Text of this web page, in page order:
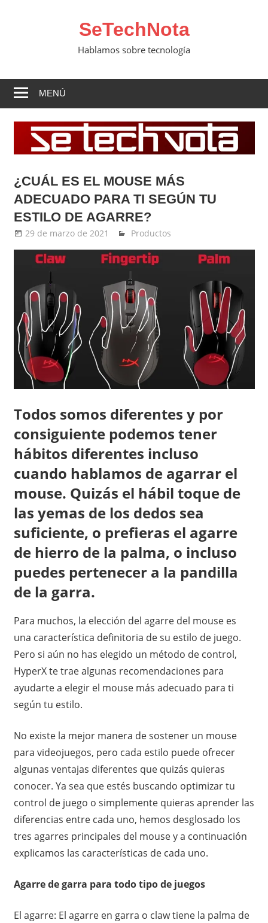
SeTechNota
Hablamos sobre tecnología
MENÚ
¿CUÁL ES EL MOUSE MÁS
ADECUADO PARA TI SEGÚN TU
ESTILO DE AGARRE?
29 de marzo de 2021 Ernesto Herrera
Productos
Todos somos diferentes y por
consiguiente podemos tener
hábitos diferentes incluso
cuando hablamos de agarrar el
mouse. Quizás el hábil toque de
las yemas de los dedos sea
suficiente, o prefieras el agarre
de hierro de la palma, o incluso
puedes pertenecer a la pandilla
de la garra.
Para muchos, la elección del agarre del mouse es
una característica definitoria de su estilo de juego.
Pero si aún no has elegido un método de control,
HyperX te trae algunas recomendaciones para
ayudarte a elegir el mouse más adecuado para ti
según tu estilo.
No existe la mejor manera de sostener un mouse
para videojuegos, pero cada estilo puede ofrecer
algunas ventajas diferentes que quizás quieras
conocer. Ya sea que estés buscando optimizar tu
control de juego o simplemente quieras aprender las
diferencias entre cada uno, hemos desglosado los
tres agarres principales del mouse y a continuación
explicamos las características de cada uno.
Agarre de garra para todo tipo de juegos
El agarre: El agarre en garra o claw tiene la palma de